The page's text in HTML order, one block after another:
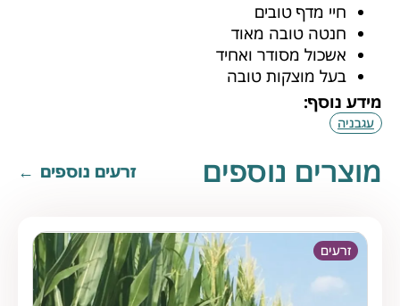
חיי מדף טובים
חנטה טובה מאוד
אשכול מסודר ואחיד
בעל מוצקות טובה
מידע נוסף:
עגבניה
מוצרים נוספים זרעים נוספים
זרעים